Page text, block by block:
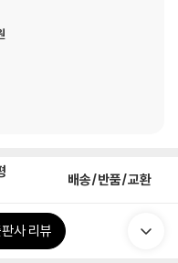
배송/반품/교환
사 리뷰